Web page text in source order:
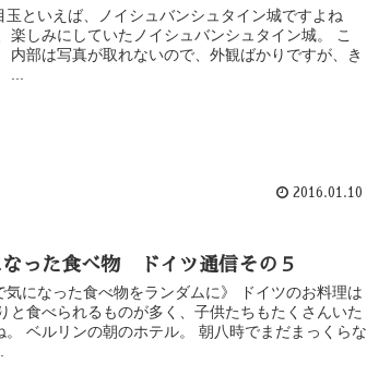
玉といえば、ノイシュバンシュタイン城ですよね
楽しみにしていたノイシュバンシュタイン城。 こ
内部は写真が取れないので、外観ばかりですが、き
...
2016.01.10
なった食べ物 ドイツ通信その５
気になった食べ物をランダムに》 ドイツのお料理は
と食べられるものが多く、子供たちもたくさんいた
。 ベルリンの朝のホテル。 朝八時でまだまっくらな